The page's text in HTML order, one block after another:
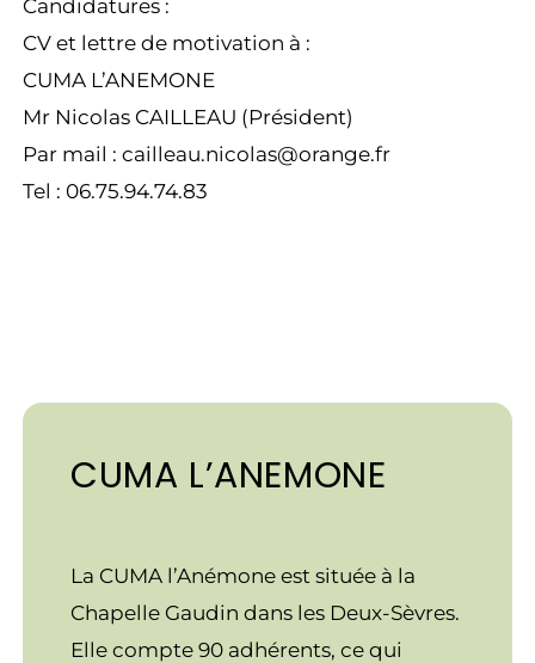
Candidatures :
CV et lettre de motivation à :
CUMA L’ANEMONE
Mr Nicolas CAILLEAU (Président)
Par mail : cailleau.nicolas@orange.fr
Tel : 06.75.94.74.83
CUMA L’ANEMONE
La CUMA l’Anémone est située à la
Chapelle Gaudin dans les Deux-Sèvres.
Elle compte 90 adhérents, ce qui